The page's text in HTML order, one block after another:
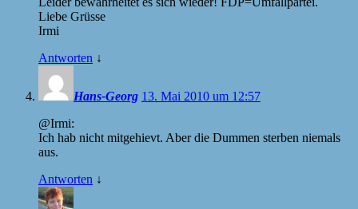
Liebe Grüsse
Irmi
Antworten ↓
Hans-Georg 13. Mai 2010 um 12:57
@Irmi:
Ich hab nicht mitgehievt. Aber die Dummen sterben niemals
aus.
Antworten ↓